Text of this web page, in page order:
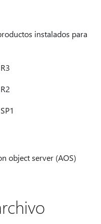
instalados para
object server (AOS)